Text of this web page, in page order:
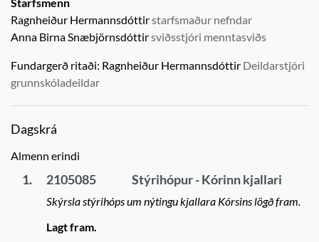
Ragnheiður Hermannsdóttirstarfsmaður nefndar
Anna Birna Snæbjörnsdóttirsviðsstjóri menntasviðs
Fundargerð ritaði: Ragnheiður Hermannsdóttir Deildarstjóri
grunnskóladeildar
Dagskrá
Almenn erindi
1. 2105085 Stýrihópur - Kórinn kjallari
Skýrsla stýrihóps um nýtingu kjallara Kórsins lögð fram.
Lagt fram.